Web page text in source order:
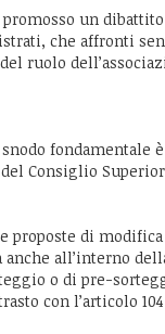
promosso un
che affronti
ruolo
fondamentale
Consiglio
proposte di
all’interno
o di pre-
con l’articolo